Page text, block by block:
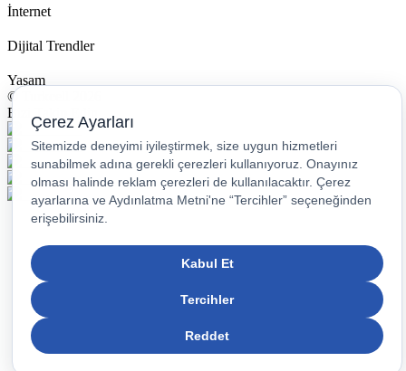
İnternet
Dijital Trendler
Yaşam
© Turkcell 2026
Bizi Takip Edin